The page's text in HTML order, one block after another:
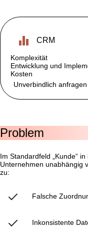
CRM
Komplexität
Entwicklung und
Kosten
Unverbindlich anfragen
Problem
Im Standardfeld „Kunde“
Unternehmen unabhängig
zu:
Falsche
Inkonsistente